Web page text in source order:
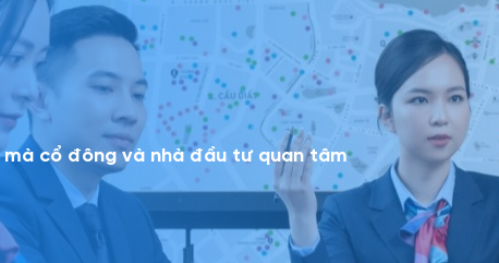
Phổ biến nhất
Báo cáo tài chính Thông tin giao dịch Công bố thông tin
Phổ biến nhất
Thông tin giao dịch Công bố thông tin
cổ đông và nhà đầu tư quan tâm